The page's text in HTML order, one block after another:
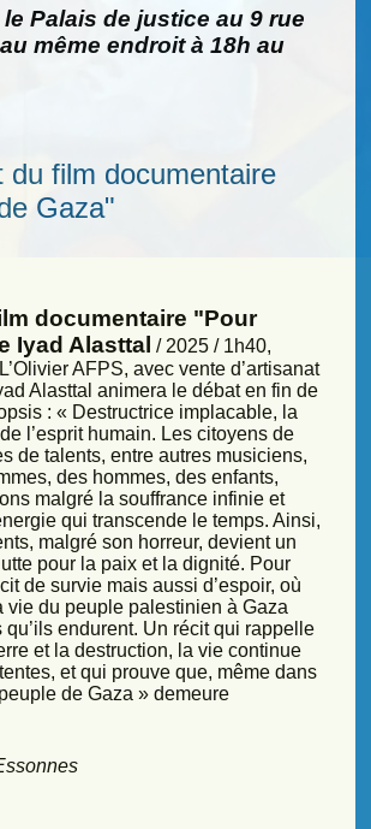
Palais de justice au 9 rue
même endroit à 18h au
du film documentaire
Gaza"
documentaire "Pour
Iyad Alasttal / 2025 / 1h40,
AFPS, avec vente d’artisanat
Alasttal animera le débat en fin de
: « Destructrice implacable, la
l’esprit humain. Les citoyens de
de talents, entre autres musiciens,
des hommes, des enfants,
malgré la souffrance infinie et
qui transcende le temps. Ainsi,
malgré son horreur, devient un
pour la paix et la dignité. Pour
de survie mais aussi d’espoir, où
vie du peuple palestinien à Gaza
endurent. Un récit qui rappelle
et la destruction, la vie continue
et qui prouve que, même dans
de Gaza » demeure